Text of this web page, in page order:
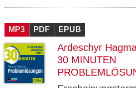
MP3 PDF EPUB
Ardeschyr
30 MINUTEN